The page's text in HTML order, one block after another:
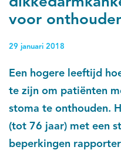
voor
29 januari 2018
Een hogere leeftijd
te zijn om patiënten
stoma te onthouden.
(tot 76 jaar) met een
beperkingen